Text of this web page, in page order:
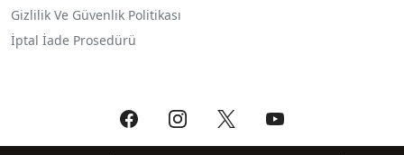
Gizlilik Ve Güvenlik Politikası
İptal İade Prosedürü